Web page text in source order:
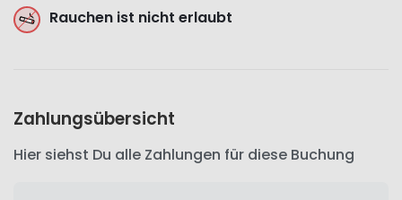
Rauchen ist nicht erlaubt
Zahlungsübersicht
Hier siehst Du alle Zahlungen für diese Buchung